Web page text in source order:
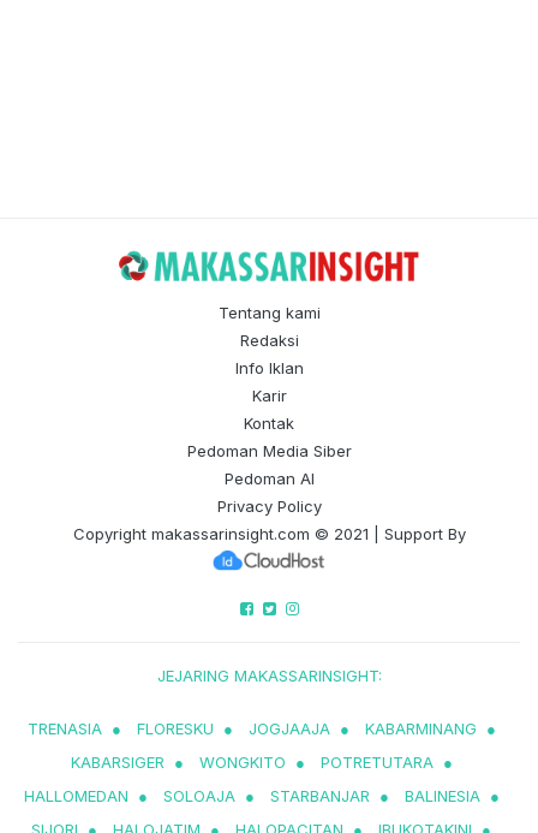
Tentang kami
Redaksi
Info Iklan
Karir
Kontak
Pedoman Media Siber
Pedoman AI
Privacy Policy
Copyright makassarinsight.com © 2021 | Support By
JEJARING MAKASSARINSIGHT:
TRENASIA ● FLORESKU ● JOGJAAJA ● KABARMINANG
●
KABARSIGER
● WONGKITO ● POTRETUTARA ●
HALLOMEDAN
● SOLOAJA ● STARBANJAR ● BALINESIA ●
SIJORI
● HALOJATIM ● HALOPACITAN ● IBUKOTAKINI ●